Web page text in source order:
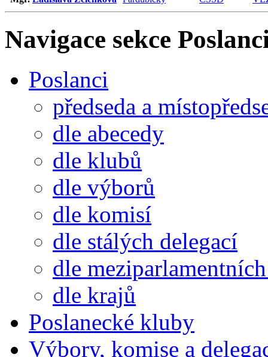
Navigace sekce
Poslanci
předseda a
dle abecedy
dle klubů
dle výborů
dle komisí
dle stálých delegací
dle
dle krajů
Poslanecké kluby
Výbory, komise a